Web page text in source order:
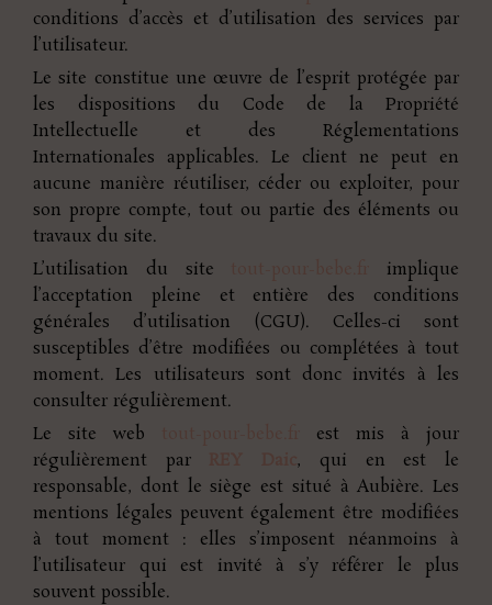
conditions d’accès et d’utilisation des services par
l’utilisateur.
Le site constitue une œuvre de l’esprit protégée par
les dispositions du Code de la Propriété
Intellectuelle et des Réglementations
Internationales applicables. Le client ne peut en
aucune manière réutiliser, céder ou exploiter, pour
son propre compte, tout ou partie des éléments ou
travaux du site.
L’utilisation du site
implique
l’acceptation pleine et entière des conditions
générales d’utilisation (CGU). Celles-ci sont
susceptibles d’être modifiées ou complétées à tout
moment. Les utilisateurs sont donc invités à les
consulter régulièrement.
Le site web
est mis à jour
régulièrement par
, qui en est le
responsable, dont le siège est situé à Aubière. Les
mentions légales peuvent également être modifiées
à tout moment : elles s’imposent néanmoins à
l’utilisateur qui est invité à s’y référer le plus
souvent possible.